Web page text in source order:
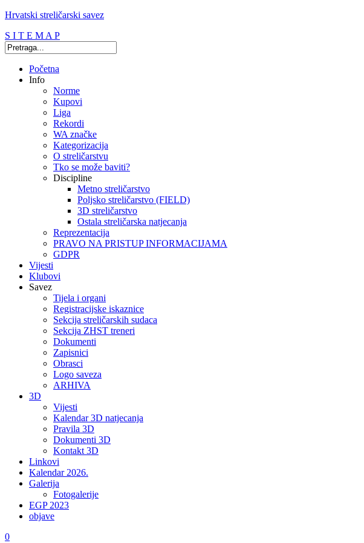
Hrvatski streličarski savez
S I T E M A P
Početna
Info
Norme
Kupovi
Liga
Rekordi
WA značke
Kategorizacija
O streličarstvu
Tko se može baviti?
Discipline
Metno streličarstvo
Poljsko streličarstvo (FIELD)
3D streličarstvo
Ostala streličarska natjecanja
Reprezentacija
PRAVO NA PRISTUP INFORMACIJAMA
GDPR
Vijesti
Klubovi
Savez
Tijela i organi
Registracijske iskaznice
Sekcija streličarskih sudaca
Sekcija ZHST treneri
Dokumenti
Zapisnici
Obrasci
Logo saveza
ARHIVA
3D
Vijesti
Kalendar 3D natjecanja
Pravila 3D
Dokumenti 3D
Kontakt 3D
Linkovi
Kalendar 2026.
Galerija
Fotogalerije
EGP 2023
objave
0